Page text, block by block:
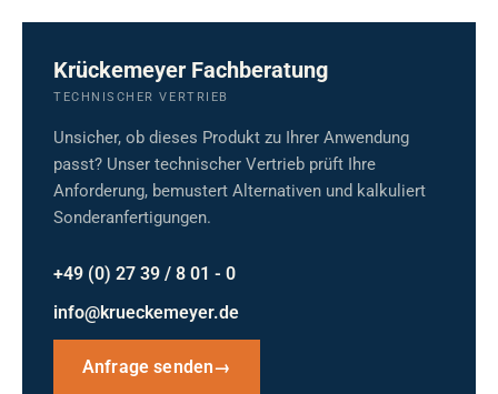
Krückemeyer Fachberatung
TECHNISCHER VERTRIEB
Unsicher, ob dieses Produkt zu Ihrer Anwendung
passt? Unser technischer Vertrieb prüft Ihre
Anforderung, bemustert Alternativen und kalkuliert
Sonderanfertigungen.
+49 (0) 27 39 / 8 01 - 0
info@krueckemeyer.de
Anfrage senden→